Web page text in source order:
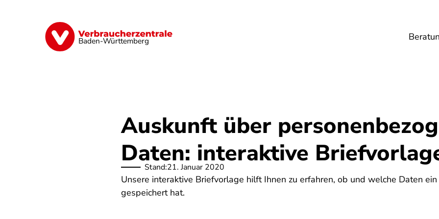
Baden-Württemberg
Geld & Versicherungen Digitales
Auskunft über
Daten: interaktive
Stand:21. Januar 2020
Unsere interaktive Briefvorlage hilft Ihnen zu erfahren, ob und welche Daten
gespeichert hat.